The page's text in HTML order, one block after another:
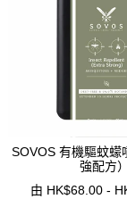
SOVOS 有機驅蚊蠓
強配方）
由 HK$68.00 -